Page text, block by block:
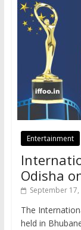
Entertainment
Odisha
September 17,
The
held in